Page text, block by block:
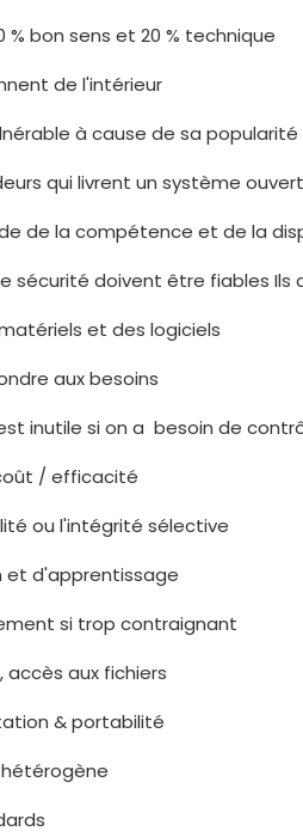
% bon sens et 20 % technique
de l'intérieur
à cause de sa popularité
qui livrent un système ouvert
de la compétence et de la
sécurité doivent être fiables
et des logiciels
aux besoins
inutile si on a besoin de
/ efficacité
ou l'intégrité sélective
et d'apprentissage
si trop contraignant
accès aux fichiers
& portabilité